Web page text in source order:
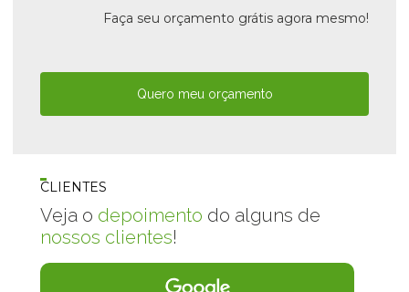
Faça seu orçamento grátis agora mesmo!
Quero meu orçamento
CLIENTES
Veja o depoimento do alguns de
nossos clientes!